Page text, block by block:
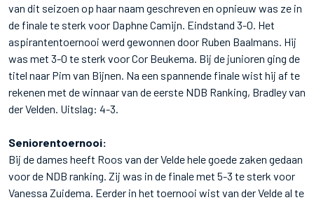
van dit seizoen op haar naam geschreven en opnieuw was ze in
de finale te sterk voor Daphne Camijn. Eindstand 3-0. Het
aspirantentoernooi werd gewonnen door Ruben Baalmans. Hij
was met 3-0 te sterk voor Cor Beukema. Bij de junioren ging de
titel naar Pim van Bijnen. Na een spannende finale wist hij af te
rekenen met de winnaar van de eerste NDB Ranking, Bradley van
der Velden. Uitslag: 4-3.
Seniorentoernooi:
Bij de dames heeft Roos van der Velde hele goede zaken gedaan
voor de NDB ranking. Zij was in de finale met 5-3 te sterk voor
Vanessa Zuidema. Eerder in het toernooi wist van der Velde al te